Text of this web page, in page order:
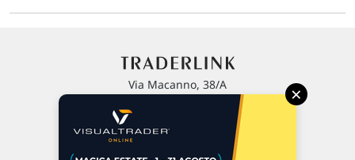
Via Macanno, 38/A
P.IVA 02 452 460 401
×